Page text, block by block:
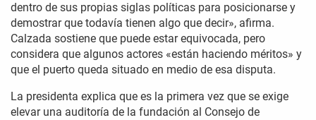
dentro de sus propias siglas políticas para posicionarse y
demostrar que todavía tienen algo que decir», afirma.
Calzada sostiene que puede estar equivocada, pero
considera que algunos actores «están haciendo méritos» y
que el puerto queda situado en medio de esa disputa.
La presidenta explica que es la primera vez que se exige
elevar una auditoría de la fundación al Consejo de